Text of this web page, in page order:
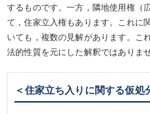
するものです。一方，隣地使用権（
て，住家立入権もあります。これに
いても，複数の見解があります。こ
法的性質を元にした解釈ではありませ
＜住家立ち入りに関する仮処